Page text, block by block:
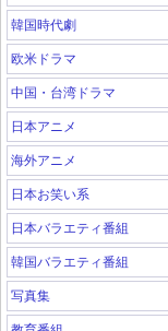
韓国時代劇
欧米ドラマ
中国・台湾ドラマ
日本アニメ
海外アニメ
日本お笑い系
日本バラエティ番組
韓国バラエティ番組
写真集